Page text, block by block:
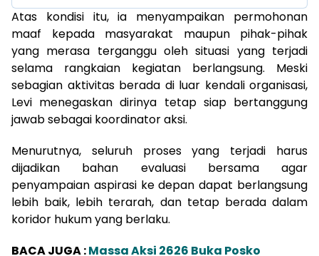
Atas kondisi itu, ia menyampaikan permohonan
maaf kepada masyarakat maupun pihak-pihak
yang merasa terganggu oleh situasi yang terjadi
selama rangkaian kegiatan berlangsung. Meski
sebagian aktivitas berada di luar kendali organisasi,
Levi menegaskan dirinya tetap siap bertanggung
jawab sebagai koordinator aksi.
Menurutnya, seluruh proses yang terjadi harus
dijadikan bahan evaluasi bersama agar
penyampaian aspirasi ke depan dapat berlangsung
lebih baik, lebih terarah, dan tetap berada dalam
koridor hukum yang berlaku.
BACA JUGA :Massa Aksi 2626 Buka Posko